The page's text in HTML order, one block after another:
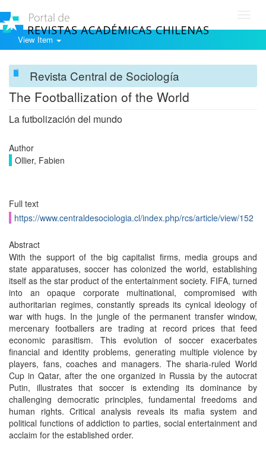
View Item
Revista Central de Sociología
The Footballization of the World
La futbolización del mundo
Author
Ollier, Fabien
Full text
https://www.centraldesociologia.cl/index.php/rcs/article/view/152
Abstract
With the support of the big capitalist firms, media groups and
state apparatuses, soccer has colonized the world, establishing
itself as the star product of the entertainment society. FIFA, turned
into an opaque corporate multinational, compromised with
authoritarian regimes, constantly spreads its cynical ideology of
war with hugs. In the jungle of the permanent transfer window,
mercenary footballers are trading at record prices that feed
economic parasitism. This evolution of soccer exacerbates
financial and identity problems, generating multiple violence by
players, fans, coaches and managers. The sharia-ruled World
Cup in Qatar, after the one organized in Russia by the autocrat
Putin, illustrates that soccer is extending its dominance by
challenging democratic principles, fundamental freedoms and
human rights. Critical analysis reveals its mafia system and
political functions of addiction to parties, social entertainment and
acclaim for the established order.